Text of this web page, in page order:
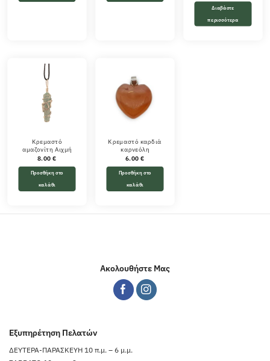
Διαβάστε
περισσότερα
Κρεμαστό
αμαζονίτη Αιχμή
8.00 €
Προσθήκη στο
καλάθι
Κρεμαστό καρδιά
καρνεόλη
6.00 €
Προσθήκη στο
καλάθι
Ακολουθήστε Μας
Εξυπηρέτηση Πελατών
ΔΕΥΤΕΡΑ-ΠΑΡΑΣΚΕΥΗ 10 π.μ. – 6 μ.μ.